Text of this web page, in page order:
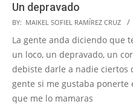
Un depravado
2023-
04-
11
BY: MAIKEL SOFIEL RAMÍREZ CRUZ
La gente anda diciendo que
un loco, un depravado, un
debiste darle a nadie ciertos
gente si me gustaba ponerte
que me lo mamaras